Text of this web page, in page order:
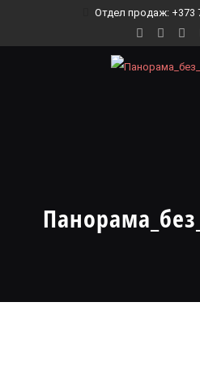
Отдел продаж: +373